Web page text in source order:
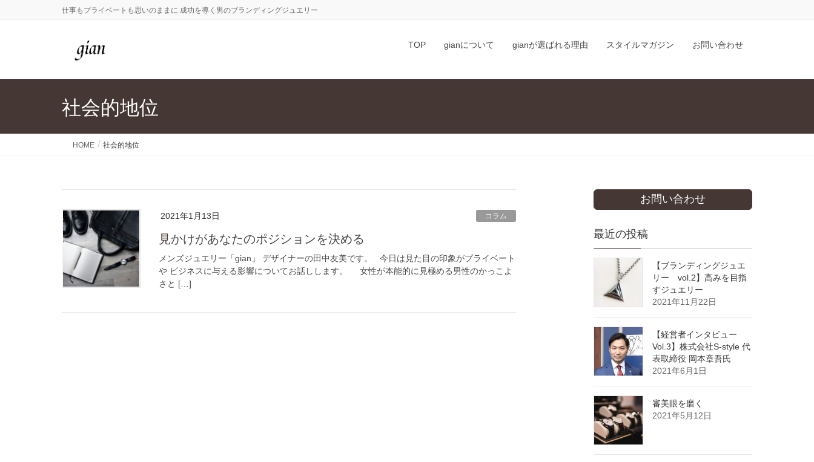
仕事もプライベートも思いのままに 成功を導く男のブランディングジュエリー
TOP gianについて gianが選ばれる理由 スタイルマガジン お問い合わせ
社会的地位
HOME 社会的地位
2021年1月13日 コラム
見かけがあなたのポジションを決める
メンズジュエリー「gian」 デザイナーの田中友美です。 今日は見た目の印象がプライベート
や ビジネスに与える影響についてお話しします。 女性が本能的に見極める男性のかっこよ
さと […]
お問い合わせ
最近の投稿
【ブランディングジュエ
リー vol.2】高みを目指
すジュエリー
2021年11月22日
【経営者インタビュー
Vol.3】株式会社S-style 代
表取締役 岡本章吾氏
2021年6月1日
審美眼を磨く
2021年5月12日